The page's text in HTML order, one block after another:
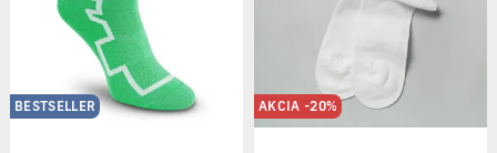
BESTSELLER AKCIA -20%